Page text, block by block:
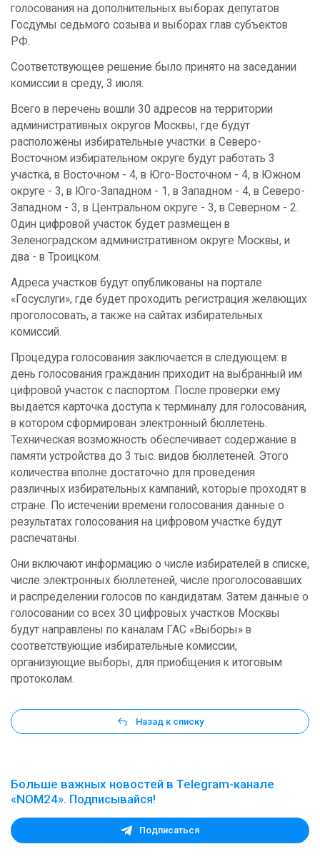
голосования на дополнительных выборах депутатов
Госдумы седьмого созыва и выборах глав субъектов
РФ.
Соответствующее решение было принято на заседании
комиссии в среду, 3 июля.
Всего в перечень вошли 30 адресов на территории
административных округов Москвы, где будут
расположены избирательные участки: в Северо-
Восточном избирательном округе будут работать 3
участка, в Восточном - 4, в Юго-Восточном - 4, в Южном
округе - 3, в Юго-Западном - 1, в Западном - 4, в Северо-
Западном - 3, в Центральном округе - 3, в Северном - 2.
Один цифровой участок будет размещен в
Зеленоградском административном округе Москвы, и
два - в Троицком.
Адреса участков будут опубликованы на портале
«Госуслуги», где будет проходить регистрация желающих
проголосовать, а также на сайтах избирательных
комиссий.
Процедура голосования заключается в следующем: в
день голосования гражданин приходит на выбранный им
цифровой участок с паспортом. После проверки ему
выдается карточка доступа к терминалу для голосования,
в котором сформирован электронный бюллетень.
Техническая возможность обеспечивает содержание в
памяти устройства до 3 тыс. видов бюллетеней. Этого
количества вполне достаточно для проведения
различных избирательных кампаний, которые проходят в
стране. По истечении времени голосования данные о
результатах голосования на цифровом участке будут
распечатаны.
Они включают информацию о числе избирателей в списке,
числе электронных бюллетеней, числе проголосовавших
и распределении голосов по кандидатам. Затем данные о
голосовании со всех 30 цифровых участков Москвы
будут направлены по каналам ГАС «Выборы» в
соответствующие избирательные комиссии,
организующие выборы, для приобщения к итоговым
протоколам.
Назад к списку
Больше важных новостей в Telegram-канале
«NOM24». Подписывайся!
Подписаться